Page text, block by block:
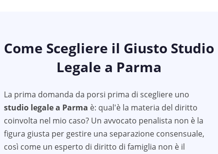
Come Scegliere il Giusto Studio
Legale a Parma
La prima domanda da porsi prima di scegliere uno
studio legale a Parma è: qual'è la materia del diritto
coinvolta nel mio caso? Un avvocato penalista non è la
figura giusta per gestire una separazione consensuale,
così come un esperto di diritto di famiglia non è il